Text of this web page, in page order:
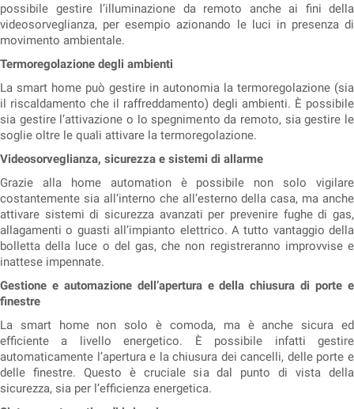
possibile gestire l’illuminazione da remoto anche ai fini della
videosorveglianza, per esempio azionando le luci in presenza di
movimento ambientale.
Termoregolazione degli ambienti
La smart home può gestire in autonomia la termoregolazione (sia
il riscaldamento che il raffreddamento) degli ambienti. È possibile
sia gestire l’attivazione o lo spegnimento da remoto, sia gestire le
soglie oltre le quali attivare la termoregolazione.
Videosorveglianza, sicurezza e sistemi di allarme
Grazie alla home automation è possibile non solo vigilare
costantemente sia all’interno che all’esterno della casa, ma anche
attivare sistemi di sicurezza avanzati per prevenire fughe di gas,
allagamenti o guasti all’impianto elettrico. A tutto vantaggio della
bolletta della luce o del gas, che non registreranno improvvise e
inattese impennate.
Gestione e automazione dell’apertura e della chiusura di porte e
finestre
La smart home non solo è comoda, ma è anche sicura ed
efficiente a livello energetico. È possibile infatti gestire
automaticamente l’apertura e la chiusura dei cancelli, delle porte e
delle finestre. Questo è cruciale sia dal punto di vista della
sicurezza, sia per l’efficienza energetica.